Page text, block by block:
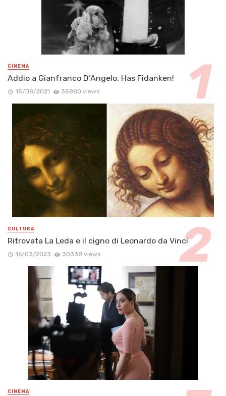
CINEMA
Addio a Gianfranco D’Angelo, Has Fidanken!
15/08/2021 35880 views
CULTURA
Ritrovata La Leda e il cigno di Leonardo da Vinci
16/03/2023 30338 views
CINEMA